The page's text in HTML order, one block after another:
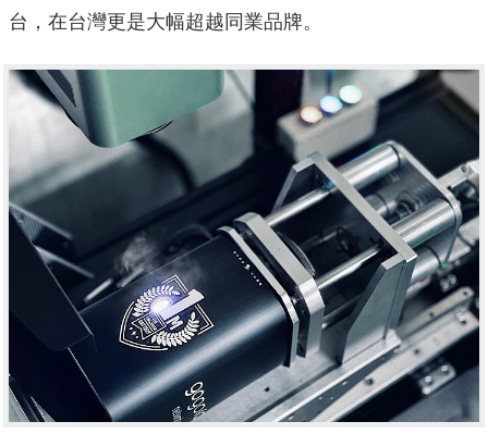
台，在台灣更是大幅超越同業品牌。